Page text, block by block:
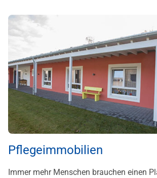
Pflegeimmobilien
Immer mehr Menschen brauchen einen